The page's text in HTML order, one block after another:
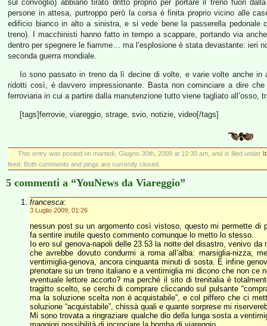
sul convoglio) abbiano tirato dritto proprio per portare il treno fuori
persone in attesa, purtroppo però la corsa è finita proprio vicino alle
edificio bianco in alto a sinistra, e si vede bene la passerella
treno). I macchinisti hanno fatto in tempo a scappare, portando via
dentro per spegnere le fiamme… ma l’esplosione è stata devastante: ieri
seconda guerra mondiale.
Io sono passato in treno da lì decine di volte, e varie volte anche
ridotti così, è davvero impressionante. Basta non cominciare a dire
ferroviaria in cui a partire dalla manutenzione tutto viene tagliato all’osso,
[tags]ferrovie, viareggio, strage, svio, notizie, video[/tags]
This entry was posted on martedì, Giugno 30th, 2009 at 10:30 am, and is filed under
feed. Both comments and pings are currently closed.
5 commenti a “YouNews da Viareggio”
francesca:
3 Luglio 2009, 01:26
nessun post su un argomento così vistoso, questo mi permette di
fa sentire inutile questo commento comunque lo metto lo stesso.
Io ero sul genova-napoli delle 23.53 la notte del disastro, venivo
che avrebbe dovuto condurmi a roma all’alba: marsiglia-nizza,
ventimiglia-genova, ancora cinquanta minuti di sosta. E infine
prenotare su un treno italiano e a ventimiglia mi dicono che non ce
eventuale lettore accorto? ma perché il sito di trenitalia è
tragitto scelto, se cerchi di comprare cliccando sul pulsante
ma la soluzione scelta non è acquistabile”, e col piffero che ci
soluzione “acquistabile”, chissà quali e quante sorprese mi
Mi sono trovata a ringraziare qualche dio della lunga sosta a